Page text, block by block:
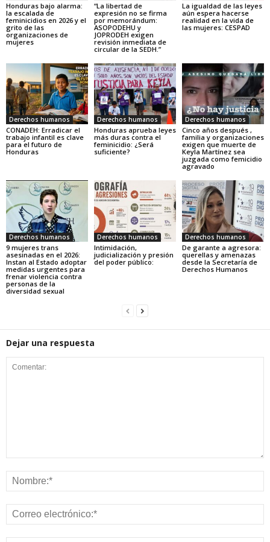
Honduras bajo alarma:
la escalada de
feminicidios en 2026 y el
grito de las
organizaciones de
mujeres
“La libertad de
expresión no se firma
por memorándum:
ASOPODEHU y
JOPRODEH exigen
revisión inmediata de
circular de la SEDH.”
La igualdad de las leyes
aún espera hacerse
realidad en la vida de
las mujeres: CESPAD
Derechos humanos
CONADEH: Erradicar el
trabajo infantil es clave
para el futuro de
Honduras
Derechos humanos
Honduras aprueba leyes
más duras contra el
feminicidio: ¿Será
suficiente?
Derechos humanos
Cinco años después ,
familia y organizaciones
exigen que muerte de
Keyla Martínez sea
juzgada como femicidio
agravado
Derechos humanos
9 mujeres trans
asesinadas en el 2026:
Instan al Estado adoptar
medidas urgentes para
frenar violencia contra
personas de la
diversidad sexual
Derechos humanos
Intimidación,
judicialización y presión
del poder público:
Derechos humanos
De garante a agresora:
querellas y amenazas
desde la Secretaría de
Derechos Humanos
Dejar una respuesta